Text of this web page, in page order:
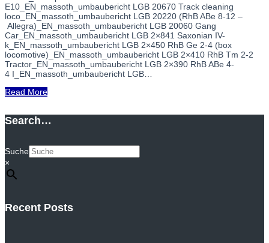
E10_EN_massoth_umbaubericht LGB 20670 Track cleaning
loco_EN_massoth_umbaubericht LGB 20220 (RhB ABe 8-12 –
Allegra)_EN_massoth_umbaubericht LGB 20060 Gang
Car_EN_massoth_umbaubericht LGB 2×841 Saxonian IV-
k_EN_massoth_umbaubericht LGB 2×450 RhB Ge 2-4 (box
locomotive)_EN_massoth_umbaubericht LGB 2×410 RhB Tm 2-2
Tractor_EN_massoth_umbaubericht LGB 2×390 RhB ABe 4-
4 I_EN_massoth_umbaubericht LGB…
Read More
Search…
Suche
×
Recent Posts